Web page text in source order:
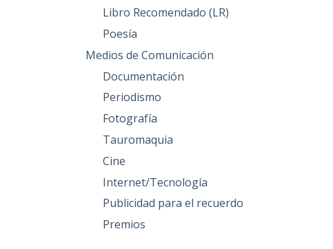
Libro Recomendado (LR)
Poesía
Medios de Comunicación
Documentación
Periodismo
Fotografía
Tauromaquia
Cine
Internet/Tecnología
Publicidad para el recuerdo
Premios